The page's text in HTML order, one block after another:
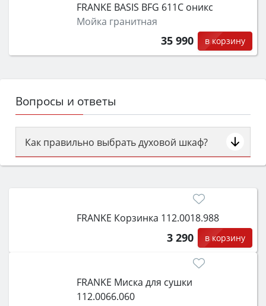
FRANKE BASIS BFG 611C оникс
Мойка гранитная
35 990 в корзину
Вопросы и ответы
Как правильно выбрать духовой шкаф?
Сначала определитесь с типом (газовый или
затем смотрите на объём 50–70 л для семьи,
функции (конвекция, гриль, самоочистка,
FRANKE Корзинка 112.0018.988
3 290 в корзину
FRANKE Миска для сушки
112.0066.060